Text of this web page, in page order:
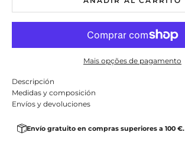
Mais opções de pagamento
Descripción
Medidas y composición
Envíos y devoluciones
Envío gratuito en compras superiores a 100 €.